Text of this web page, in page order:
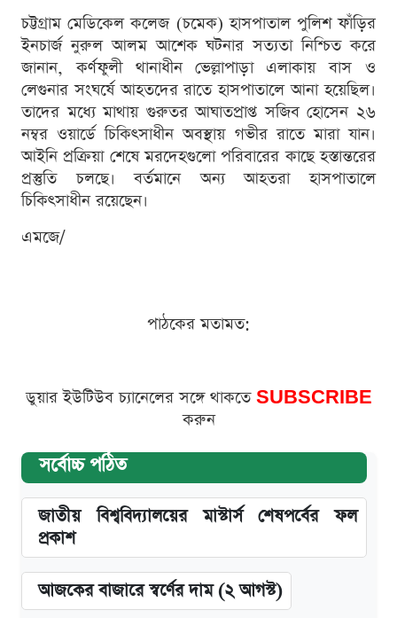
চট্টগ্রাম মেডিকেল কলেজ (চমেক) হাসপাতাল পুলিশ ফাঁড়ির
ইনচার্জ নুরুল আলম আশেক ঘটনার সত্যতা নিশ্চিত করে
জানান, কর্ণফুলী থানাধীন ভেল্লাপাড়া এলাকায় বাস ও
লেগুনার সংঘর্ষে আহতদের রাতে হাসপাতালে আনা হয়েছিল।
তাদের মধ্যে মাথায় গুরুতর আঘাতপ্রাপ্ত সজিব হোসেন ২৬
নম্বর ওয়ার্ডে চিকিৎসাধীন অবস্থায় গভীর রাতে মারা যান।
আইনি প্রক্রিয়া শেষে মরদেহগুলো পরিবারের কাছে হস্তান্তরের
প্রস্তুতি চলছে। বর্তমানে অন্য আহতরা হাসপাতালে
চিকিৎসাধীন রয়েছেন।
এমজে/
পাঠকের মতামত:
ডুয়ার ইউটিউব চ্যানেলের সঙ্গে থাকতে SUBSCRIBE
করুন
সর্বোচ্চ পঠিত
জাতীয় বিশ্ববিদ্যালয়ের মাস্টার্স শেষপর্বের ফল
প্রকাশ
আজকের বাজারে স্বর্ণের দাম (২ আগস্ট)